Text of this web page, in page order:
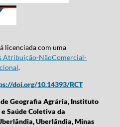
licenciada com uma
Atribuição-NãoComercial-
.
doi.org/10.14393/RCT
Geografia Agrária, Instituto
Saúde Coletiva da
Uberlândia, Minas